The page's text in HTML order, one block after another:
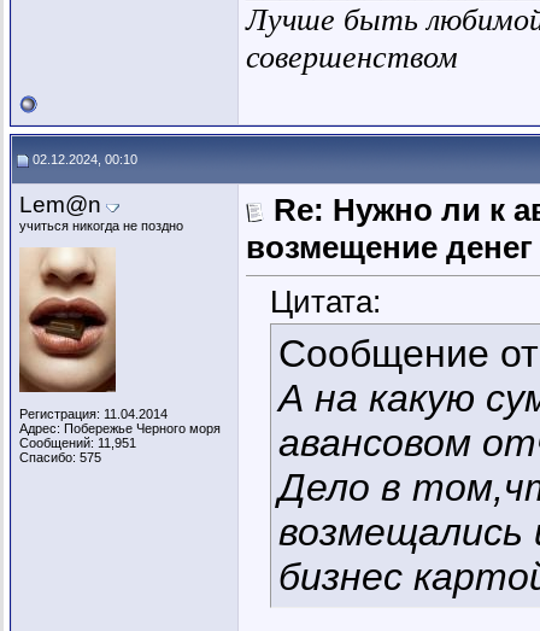
Лучше быть
совершенством
02.12.2024, 00:10
Lem@n
учиться никогда не поздно
Регистрация: 11.04.2014
Адрес: Побережье Черного моря
Сообщений: 11,951
Спасибо: 575
Re: Нужно ли к
возмещение денег
Цитата:
Сообщение
А на какую
авансовом
Дело в
возмещались
бизнес